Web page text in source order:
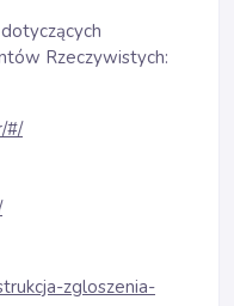
Rzeczywistych:
#/
zgloszenia-